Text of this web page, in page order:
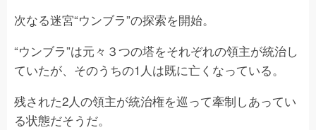
次なる迷宮“ウンブラ”の探索を開始。
“ウンブラ”は元々３つの塔をそれぞれの領主が統治し
ていたが、そのうちの1人は既に亡くなっている。
残された2人の領主が統治権を巡って牽制しあってい
る状態だそうだ。